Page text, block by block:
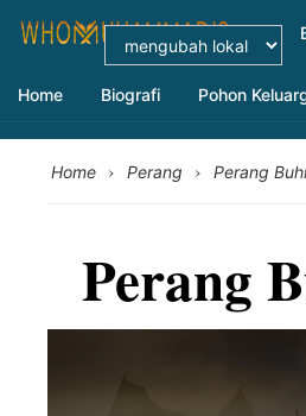
Home Biografi Pohon
Home › Perang › Perang
Perang